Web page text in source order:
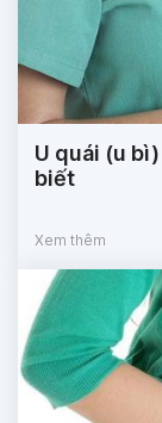
U quái (u
biết
Xem thêm